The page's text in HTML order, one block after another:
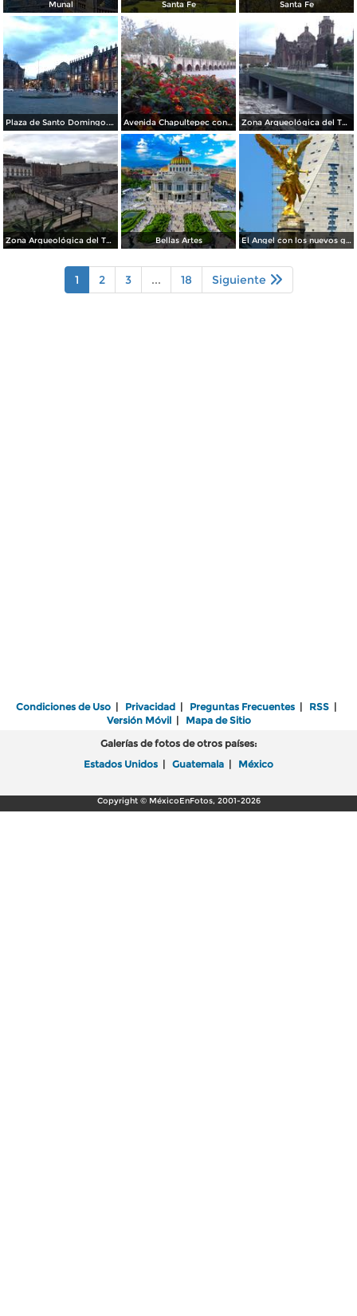
Munal Santa Fe Santa Fe
Plaza de Santo Domingo. Julio/208 Avenida Chapultepec con el acueducto. Julio/2018 Zona Arqueológica del Templo Mayor. Junio/2018
Zona Arqueológica del Templo Mayor. Junio/2018 Bellas Artes El Angel con los nuevos guardianes de reforma.
1 2 3 ... 18 Siguiente
Condiciones de Uso | Privacidad | Preguntas Frecuentes | RSS |
Versión Móvil| Mapa de Sitio
Galerías de fotos de otros países:
Estados Unidos | Guatemala | México
Copyright © MéxicoEnFotos, 2001-2026